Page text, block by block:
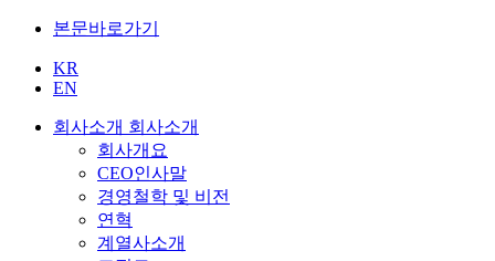
본문바로가기
KR
EN
회사소개 회사소개
회사개요
CEO인사말
경영철학 및 비전
연혁
계열사소개